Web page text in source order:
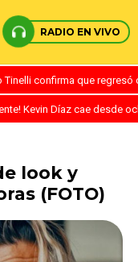
RADIO EN VIVO
Tinelli confirma que
Kevin Díaz cae desde
look y
(FOTO)